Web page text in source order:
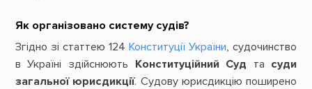
Як організовано систему судів?
Згідно зі статтею 124Конституції України, судочинство
в Україні здійснюють Конституційний Суд та суди
загальної юрисдикції. Судову юрисдикцію поширено